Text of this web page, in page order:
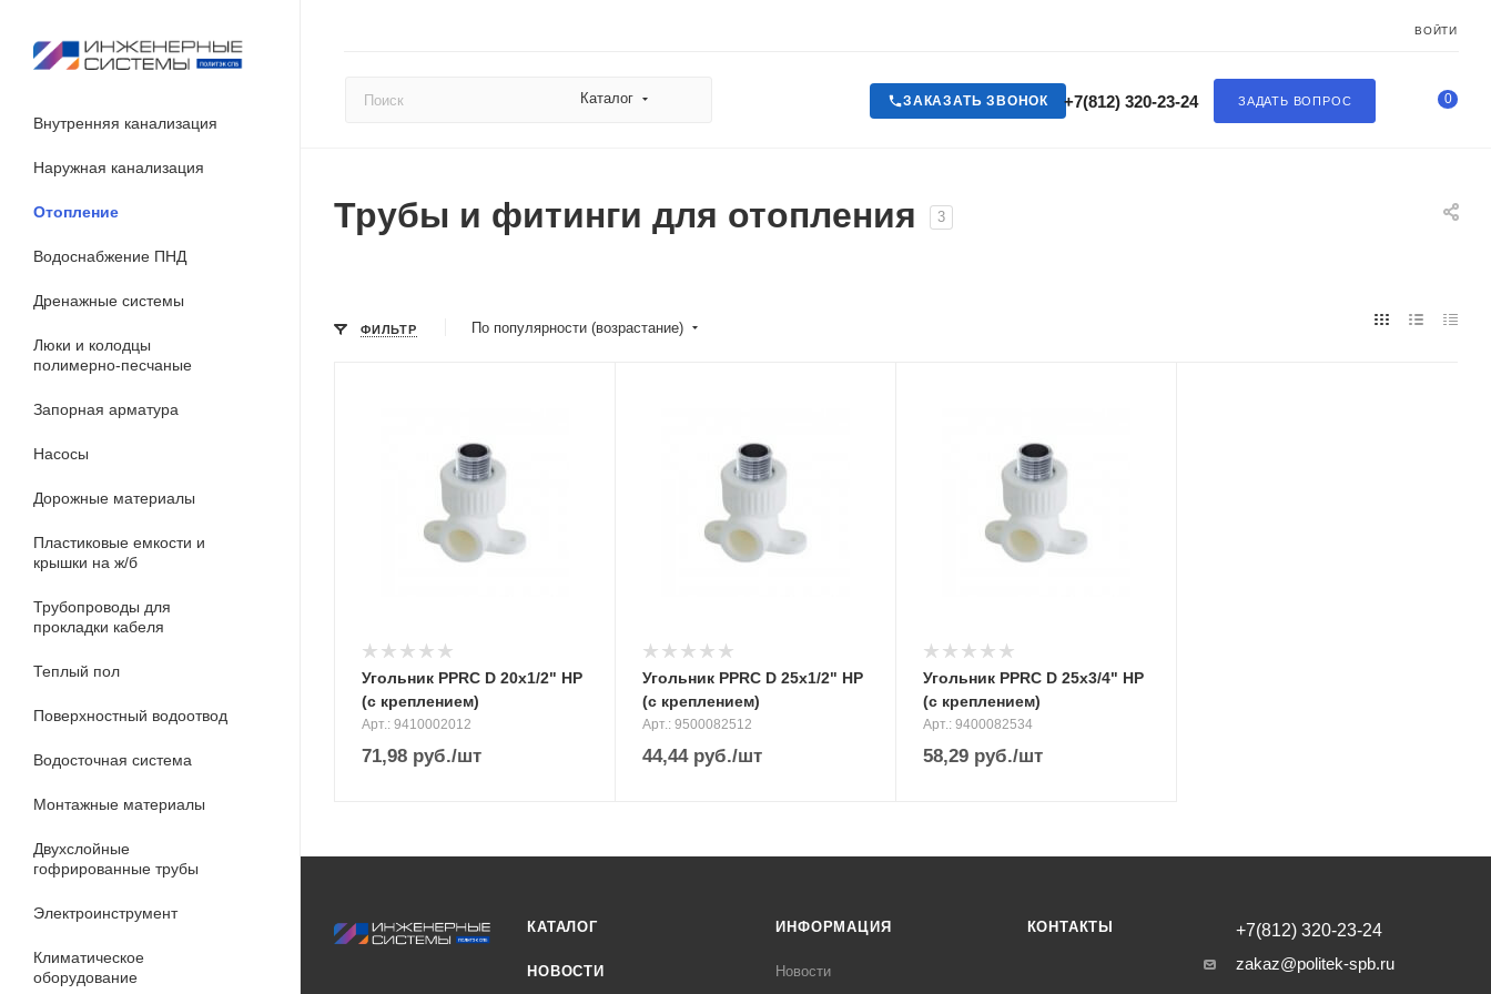
ВОЙТИ
Каталог ЗАДАТЬ ВОПРОС
+7(812) 320-23-24
ЗАКАЗАТЬ ЗВОНОК 0
Внутренняя канализация
Наружная канализация
Отопление
Водоснабжение ПНД
Дренажные системы
Люки и колодцы
полимерно-песчаные
Запорная арматура
Насосы
Дорожные материалы
Пластиковые емкости и
крышки на ж/б
Трубопроводы для
прокладки кабеля
Теплый пол
Поверхностный водоотвод
Водосточная система
Монтажные материалы
Двухслойные
гофрированные трубы
Электроинструмент
Климатическое
оборудование
Трубы и фитинги для отопления 3
ФИЛЬТР По популярности (возрастание)
Угольник PPRC D 20х1/2" НР
(с креплением)
Арт.: 9410002012
71,98 руб./шт
Угольник PPRC D 25х1/2" НР
(с креплением)
Арт.: 9500082512
44,44руб./шт
Угольник PPRC D 25х3/4" НР
(с креплением)
Арт.: 9400082534
58,29 руб./шт
КАТАЛОГ
НОВОСТИ
ИНФОРМАЦИЯ
Новости
КОНТАКТЫ
+7(812) 320-23-24
zakaz@politek-spb.ru